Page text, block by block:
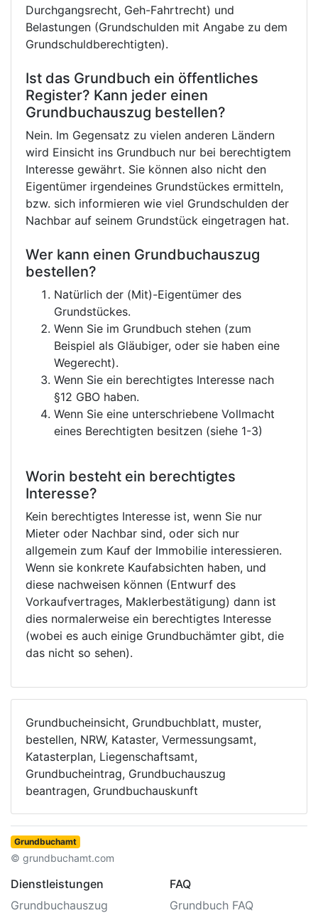
Durchgangsrecht, Geh-Fahrtrecht) und
Belastungen (Grundschulden mit Angabe zu dem
Grundschuldberechtigten).
Ist das Grundbuch ein öffentliches
Register? Kann jeder einen
Grundbuchauszug bestellen?
Nein. Im Gegensatz zu vielen anderen Ländern
wird Einsicht ins Grundbuch nur bei berechtigtem
Interesse gewährt. Sie können also nicht den
Eigentümer irgendeines Grundstückes ermitteln,
bzw. sich informieren wie viel Grundschulden der
Nachbar auf seinem Grundstück eingetragen hat.
Wer kann einen Grundbuchauszug
bestellen?
Natürlich der (Mit)-Eigentümer des
Grundstückes.
Wenn Sie im Grundbuch stehen (zum
Beispiel als Gläubiger, oder sie haben eine
Wegerecht).
Wenn Sie ein berechtigtes Interesse nach
§12 GBO haben.
Wenn Sie eine unterschriebene Vollmacht
eines Berechtigten besitzen (siehe 1-3)
Worin besteht ein berechtigtes
Interesse?
Kein berechtigtes Interesse ist, wenn Sie nur
Mieter oder Nachbar sind, oder sich nur
allgemein zum Kauf der Immobilie interessieren.
Wenn sie konkrete Kaufabsichten haben, und
diese nachweisen können (Entwurf des
Vorkaufvertrages, Maklerbestätigung) dann ist
dies normalerweise ein berechtigtes Interesse
(wobei es auch einige Grundbuchämter gibt, die
das nicht so sehen).
Grundbucheinsicht, Grundbuchblatt, muster,
bestellen, NRW, Kataster, Vermessungsamt,
Katasterplan, Liegenschaftsamt,
Grundbucheintrag, Grundbuchauszug
beantragen, Grundbuchauskunft
Grundbuchamt
© grundbuchamt.com
Dienstleistungen
Grundbuchauszug
FAQ
Grundbuch FAQ